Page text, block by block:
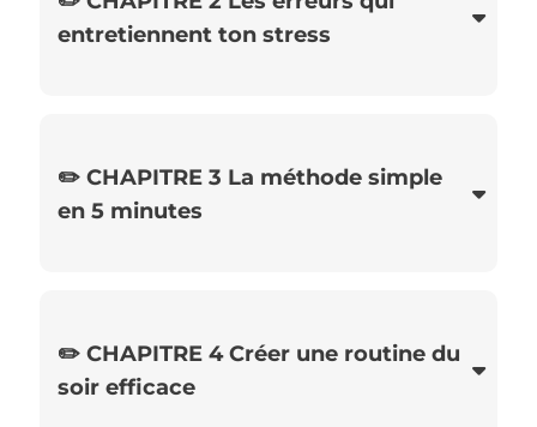
entretiennent ton stress
✏️ CHAPITRE 3 La méthode simple
en 5 minutes
✏️ CHAPITRE 4 Créer une routine du
soir efficace